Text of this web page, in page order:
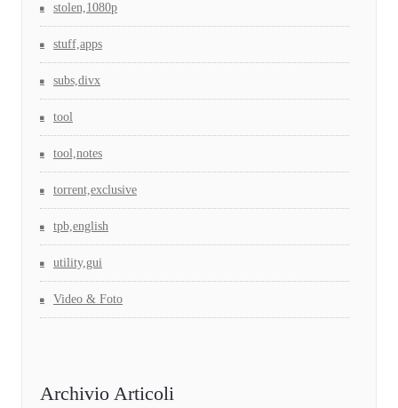
stolen,1080p
stuff,apps
subs,divx
tool
tool,notes
torrent,exclusive
tpb,english
utility,gui
Video & Foto
Archivio Articoli